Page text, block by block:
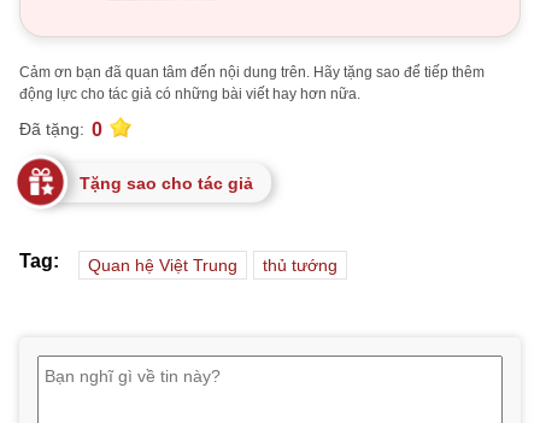
Cảm ơn bạn đã quan tâm đến nội dung trên. Hãy tặng sao để tiếp thêm
động lực cho tác giả có những bài viết hay hơn nữa.
Đã tặng: 0
Tặng sao cho tác giả
Tag: Quan hệ Việt Trung thủ tướng